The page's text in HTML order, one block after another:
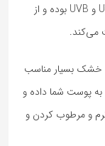
می‌شود. این کرم پودر دارای فیلترهای پیشرفته UVA و UVB بوده و از
می‌کند.
خشک بسیار مناسب
پوست شما داده و
و مرطوب کردن و